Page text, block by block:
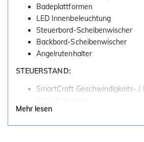
Badeplattformen
LED Innenbeleuchtung
Steuerbord-Scheibenwischer
Backbord-Scheibenwischer
Angelrutenhalter
STEUERSTAND:
SmartCraft Geschwindigkeits- /
Activ Trim ab V6 Motorisierung
Mehr lesen